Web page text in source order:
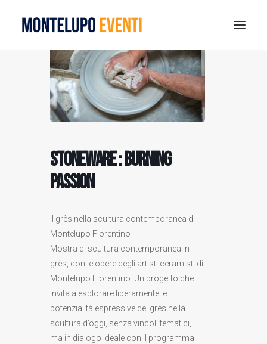
MONTELUPO SPORT DAYS 2026
ESTATE A MONTELUPO
VISIT MONTELUPO
MUSEO DELLA CERAMICA
STONEWARE : Burning
Passion
Il grès nella scultura contemporanea di
Montelupo Fiorentino
Mostra di scultura contemporanea in
grès, con le opere degli artisti ceramisti di
Montelupo Fiorentino. Un progetto che
invita a esplorare liberamente le
potenzialità espressive del grés nella
scultura d’oggi, senza vincoli tematici,
ma in dialogo ideale con il programma